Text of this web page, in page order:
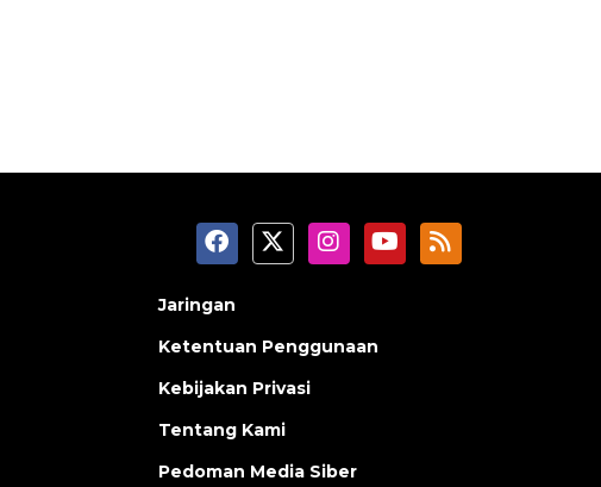
Jaringan
Ketentuan Penggunaan
Kebijakan Privasi
Tentang Kami
Pedoman Media Siber